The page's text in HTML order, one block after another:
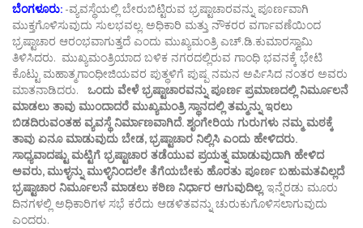
ಬೆಂಗಳೂರು: -ವ್ಯವಸ್ಥೆಯಲ್ಲಿ ಬೇರುಬಿಟ್ಟಿರುವ ಭ್ರಷ್ಟಾಚಾರವನ್ನು ಪೂರ್ಣವಾಗಿ
ಮುಕ್ತಗೊಳಿಸುವುದು ಸುಲಭವಲ್ಲ. ಅಧಿಕಾರಿ ಮತ್ತು ನೌಕರರ ವರ್ಗಾವಣೆಯಿಂದ
ಭ್ರಷ್ಟಾಚಾರ ಆರಂಭವಾಗುತ್ತದೆ ಎಂದು ಮುಖ್ಯಮಂತ್ರಿ ಎಚ್.ಡಿ.ಕುಮಾರಸ್ವಾಮಿ
ತಿಳಿಸಿದರು. ಮುಖ್ಯಮಂತ್ರಿಯಾದ ಬಳಿಕ ನಗರದಲ್ಲಿರುವ ಗಾಂಧಿ ಭವನಕ್ಕೆ ಭೇಟಿ
ಕೊಟ್ಟು ಮಹಾತ್ಮಗಾಂಧೀಜಿಯವರ ಪುತ್ಥಳಿಗೆ ಪುಷ್ಪ ನಮನ ಅರ್ಪಿಸಿದ ನಂತರ ಅವರು
ಮಾತನಾಡಿದರು. ಒಂದು ವೇಳೆ ಭ್ರಷ್ಟಾಚಾರವನ್ನು ಪೂರ್ಣ ಪ್ರಮಾಣದಲ್ಲಿ ನಿರ್ಮೂಲನೆ
ಮಾಡಲು ತಾವು ಮುಂದಾದರೆ ಮುಖ್ಯಮಂತ್ರಿ ಸ್ಥಾನದಲ್ಲಿ ತಮ್ಮನ್ನು ಇರಲು
ಬಿಡದಿರುವಂತಹ ವ್ಯವಸ್ಥೆ ನಿರ್ಮಾಣವಾಗಿದೆ. ಶೃಂಗೇರಿಯ ಗುರುಗಳು ನಮ್ಮ ಮಠಕ್ಕೆ
ತಾವು ಏನೂ ಮಾಡುವುದು ಬೇಡ, ಭ್ರಷ್ಟಾಚಾರ ನಿಲ್ಲಿಸಿ ಎಂದು ಹೇಳಿದರು.
ಸಾಧ್ಯವಾದಷ್ಟು ಮಟ್ಟಿಗೆ ಭ್ರಷ್ಟಾಚಾರ ತಡೆಯುವ ಪ್ರಯತ್ನ ಮಾಡುವುದಾಗಿ ಹೇಳಿದ
ಅವರು, ಮುಳ್ಳನ್ನು ಮುಳ್ಳಿನಿಂದಲೇ ತೆಗೆಯಬೇಕು ಹೊರತು ಪೂರ್ಣ ಬಹುಮತವಿಲ್ಲದೆ
ಭ್ರಷ್ಟಾಚಾರ ನಿರ್ಮೂಲನೆ ಮಾಡಲು ಕಠಿಣ ನಿರ್ಧಾರ ಆಗುವುದಿಲ್ಲ. ಇನ್ನೆರಡು ಮೂರು
ದಿನಗಳಲ್ಲಿ ಅಧಿಕಾರಿಗಳ ಸಭೆ ಕರೆದು ಆಡಳಿತವನ್ನು ಚುರುಕುಗೊಳಿಸಲಾಗುವುದು
ಎಂದರು.